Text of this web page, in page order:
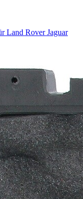
Land Rover Jaguar